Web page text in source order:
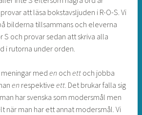
att läsa bokstavsljuden i R-O-S. Vi
bilderna tillsammans och eleverna
S och provar sedan att skriva alla
i rutorna under orden.
meningar meden ochett och jobba
en respektiveett. Det brukar falla sig
har svenska som modersmål men
när man har ett annat modersmål. Vi